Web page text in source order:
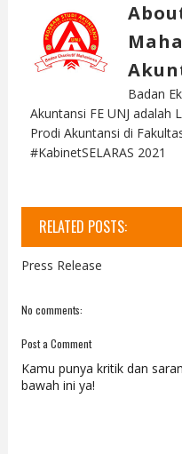
Badan
Akuntansi FE UNJ adalah
Prodi Akuntansi di
#KabinetSELARAS 2021
RELATED POSTS:
Press Release
No comments:
Post a Comment
Kamu punya kritik dan
bawah ini ya!